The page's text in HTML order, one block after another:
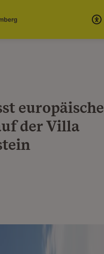
europäische
der Villa